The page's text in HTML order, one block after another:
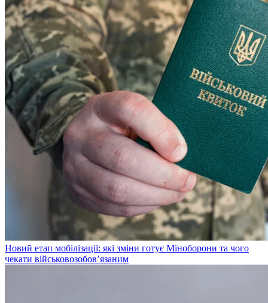
Новий етап мобілізації: які зміни готує Міноборони та чого
чекати військовозобов’язаним